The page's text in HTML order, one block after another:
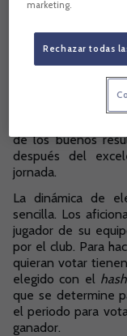
El jugador se ha
con Mahou por
trabajo que los
de los buenos
después del
jornada.
La dinámica de
sencilla. Los
jugador de su
por el club. Para
quieran votar
elegido con el
que se determine
el periodo para
ganador.
marketing.
Rechazar todas